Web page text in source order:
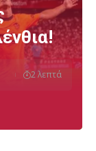
2 λεπτά